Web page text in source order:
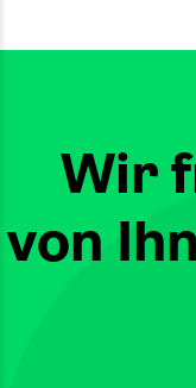
Wir
von